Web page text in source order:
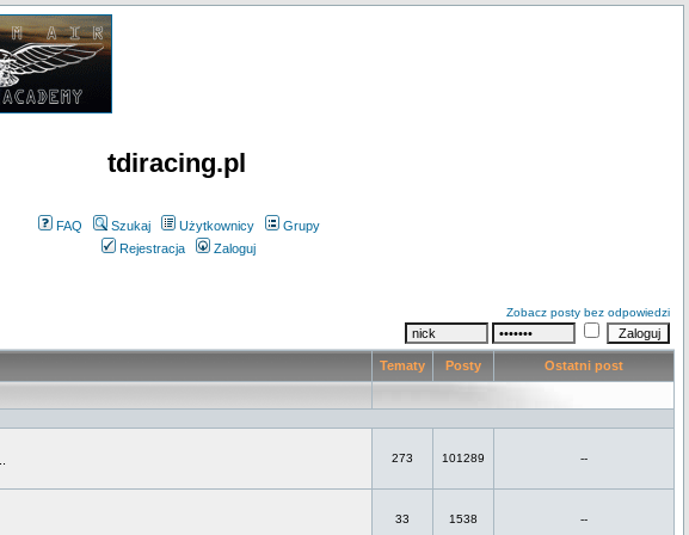
tdiracing.pl
FAQ Szukaj Użytkownicy
Grupy
Rejestracja
Zaloguj
Zobacz posty bez odpowiedzi
Tematy Posty Ostatni post
273 101289 --
33 1538 --